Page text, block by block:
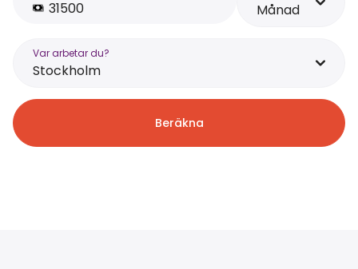
Månad
Var arbetar du?
Stockholm
Beräkna